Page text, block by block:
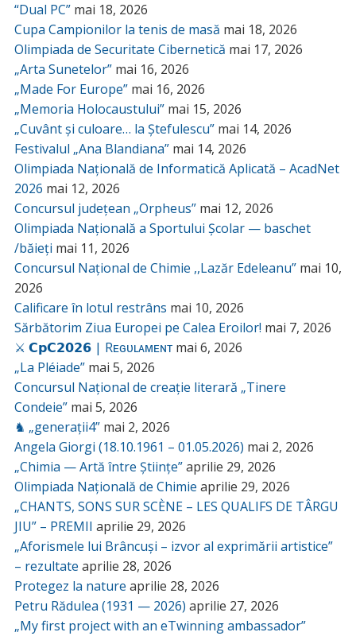
“Dual PC” mai 18, 2026
Cupa Campionilor la tenis de masă mai 18, 2026
Olimpiada de Securitate Cibernetică mai 17, 2026
„Arta Sunetelor” mai 16, 2026
„Made For Europe” mai 16, 2026
„Memoria Holocaustului” mai 15, 2026
„Cuvânt și culoare… la Ștefulescu” mai 14, 2026
Festivalul „Ana Blandiana” mai 14, 2026
Olimpiada Națională de Informatică Aplicată – AcadNet
2026 mai 12, 2026
Concursul județean „Orpheus” mai 12, 2026
Olimpiada Națională a Sportului Școlar — baschet
/băieți mai 11, 2026
Concursul Național de Chimie ,,Lazăr Edeleanu” mai 10,
2026
Calificare în lotul restrâns mai 10, 2026
Sărbătorim Ziua Europei pe Calea Eroilor! mai 7, 2026
⚔️ 𝗖𝗽𝗖𝟮𝟬𝟮𝟲 | Rᴇɢᴜʟᴀᴍᴇɴᴛ mai 6, 2026
„La Pléiade” mai 5, 2026
Concursul Național de creație literară „Tinere
Condeie” mai 5, 2026
♞ „generații4” mai 2, 2026
Angela Giorgi (18.10.1961 – 01.05.2026) mai 2, 2026
„Chimia — Artă între Științe”aprilie 29, 2026
Olimpiada Națională de Chimie aprilie 29, 2026
„CHANTS, SONS SUR SCÈNE – LES QUALIFS DE TÂRGU
JIU” – PREMII aprilie 29, 2026
„Aforismele lui Brâncuși – izvor al exprimării artistice”
– rezultate aprilie 28, 2026
Protegez la nature aprilie 28, 2026
Petru Rădulea (1931 — 2026) aprilie 27, 2026
„My first project with an eTwinning ambassador”